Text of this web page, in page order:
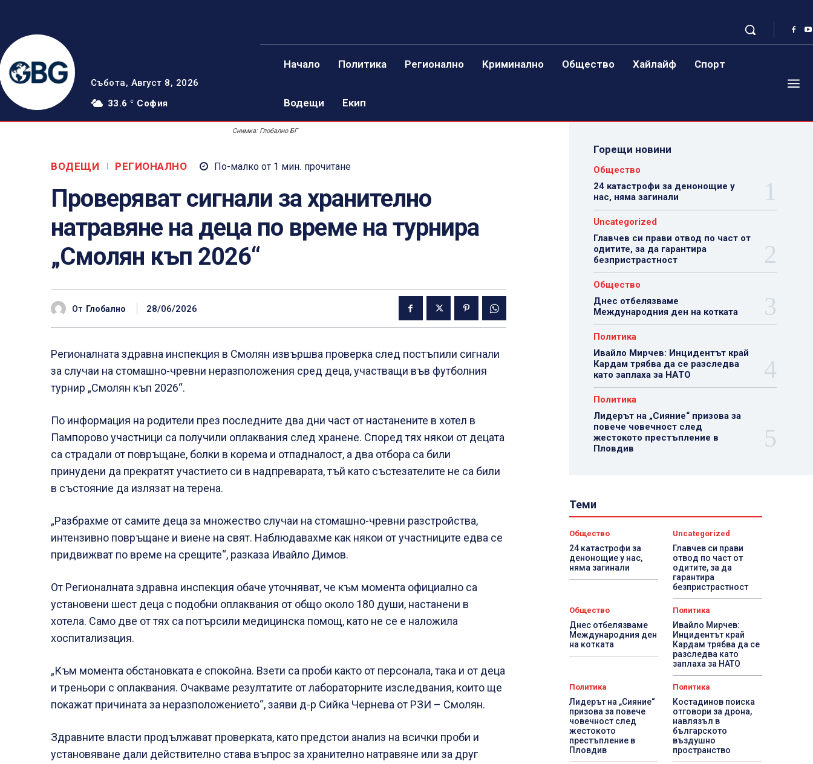
Събота, Август 8, 2026
33.6
C София
Начало Политика Регионално Криминално Общество Хайлайф Спорт
Водещи Екип
Снимка: Глобално БГ
ВОДЕЩИ РЕГИОНАЛНО По-малко от 1 мин. прочитане
Проверяват сигнали за хранително
натравяне на деца по време на турнира
„Смолян къп 2026“
От Глобално 28/06/2026
Регионалната здравна инспекция в Смолян извършва проверка след постъпили сигнали
за случаи на стомашно-чревни неразположения сред деца, участващи във футболния
турнир „Смолян къп 2026“.
По информация на родители през последните два дни част от настанените в хотел в
Пампорово участници са получили оплаквания след хранене. Според тях някои от децата
са страдали от повръщане, болки в корема и отпадналост, а два отбора са били
принудени да прекратят участието си в надпреварата, тъй като състезателите не са били
в състояние да излязат на терена.
„Разбрахме от самите деца за множество случаи на стомашно-чревни разстройства,
интензивно повръщане и виене на свят. Наблюдавахме как някои от участниците едва се
придвижват по време на срещите“, разказа Ивайло Димов.
От Регионалната здравна инспекция обаче уточняват, че към момента официално са
установени шест деца с подобни оплаквания от общо около 180 души, настанени в
хотела. Само две от тях са потърсили медицинска помощ, като не се е наложила
хоспитализация.
„Към момента обстановката е спокойна. Взети са проби както от персонала, така и от деца
и треньори с оплаквания. Очакваме резултатите от лабораторните изследвания, които ще
покажат причината за неразположението“, заяви д-р Сийка Чернева от РЗИ – Смолян.
Здравните власти продължават проверката, като предстои анализ на всички проби и
установяване дали действително става въпрос за хранително натравяне или за друг
Горещи новини
Общество
24 катастрофи за денонощие у
нас, няма загинали
Uncategorized
Главчев си прави отвод по част от
одитите, за да гарантира
безпристрастност
Общество
Днес отбелязваме
Международния ден на котката
Политика
Ивайло Мирчев: Инцидентът край
Кардам трябва да се разследва
като заплаха за НАТО
Политика
Лидерът на „Сияние“ призова за
повече човечност след
жестокото престъпление в
Пловдив
Теми
Общество
24 катастрофи за
денонощие у нас,
няма загинали
Uncategorized
Главчев си прави
отвод по част от
одитите, за да
гарантира
безпристрастност
Общество
Днес отбелязваме
Международния ден
на котката
Политика
Ивайло Мирчев:
Инцидентът край
Кардам трябва да се
разследва като
заплаха за НАТО
Политика
Лидерът на „Сияние“
призова за повече
човечност след
жестокото
престъпление в
Пловдив
Политика
Костадинов поиска
отговори за дрона,
навлязъл в
българското
въздушно
пространство